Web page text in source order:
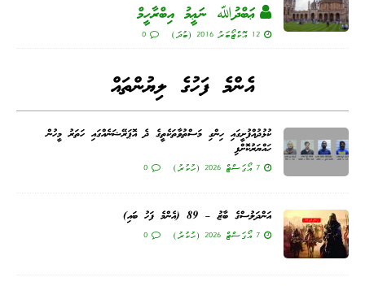
ޢަބްދުﷲ ނަޢީމު އިބްރާހީމް
12 އޮކްޓޯބަރު 2016 (ބުދަ) 0
އެންމެ ފަހުގެ ލިޔުންތައް
ކުޅުދުއްފުށީގައި ހިންގި މަސްތުވާތަކެތީގެ ދެ އޮޕަރޭޝަނެއްގައި ހަތަރު މީހުން
ހައްޔަރުކޮށްފި
7 އޯގަސްޓް 2026 (ހުކުރު) 0
އަންދަލުސްގެ ބާޒު – 89 (އެންމެ ފަހު ބައި)
7 އޯގަސްޓް 2026 (ހުކުރު) 0